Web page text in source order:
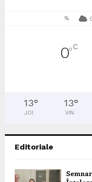
%
0°C
13°
JOI
13°
VIN
Editoriale